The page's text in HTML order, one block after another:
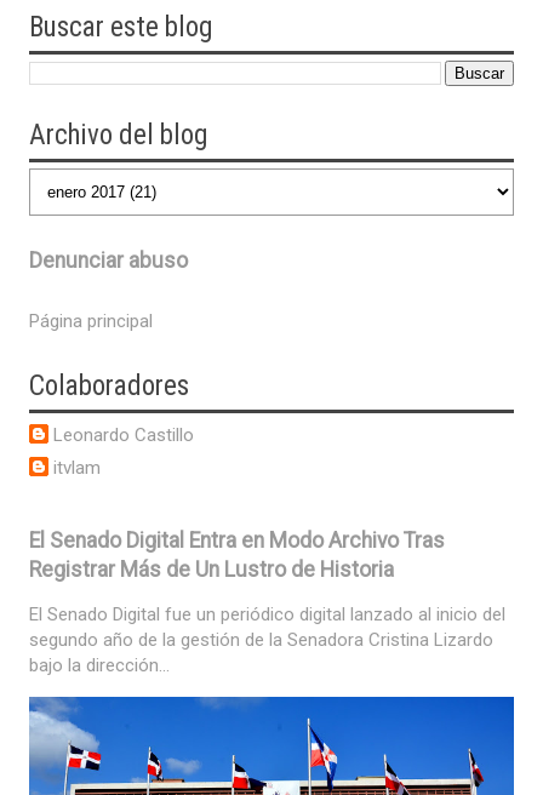
Buscar este blog
Archivo del blog
Denunciar abuso
Página principal
Colaboradores
Leonardo Castillo
itvlam
El Senado Digital Entra en Modo Archivo Tras
Registrar Más de Un Lustro de Historia
El Senado Digital fue un periódico digital lanzado al inicio del
segundo año de la gestión de la Senadora Cristina Lizardo
bajo la dirección...